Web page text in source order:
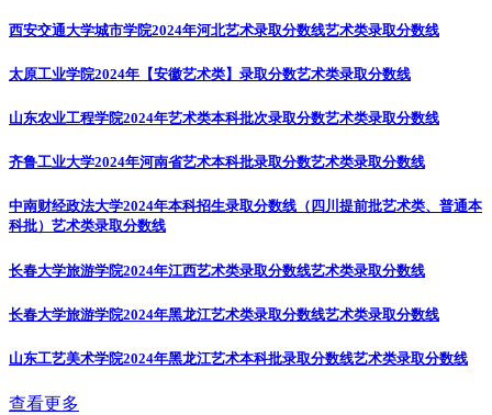
西安交通大学城市学院2024年河北艺术录取分数线艺术类录取分数线
太原工业学院2024年【安徽艺术类】录取分数艺术类录取分数线
山东农业工程学院2024年艺术类本科批次录取分数艺术类录取分数线
齐鲁工业大学2024年河南省艺术本科批录取分数艺术类录取分数线
中南财经政法大学2024年本科招生录取分数线（四川提前批艺术类、普通本
科批） 艺术类录取分数线
长春大学旅游学院2024年江西艺术类录取分数线艺术类录取分数线
长春大学旅游学院2024年黑龙江艺术类录取分数线艺术类录取分数线
山东工艺美术学院2024年黑龙江艺术本科批录取分数线艺术类录取分数线
查看更多